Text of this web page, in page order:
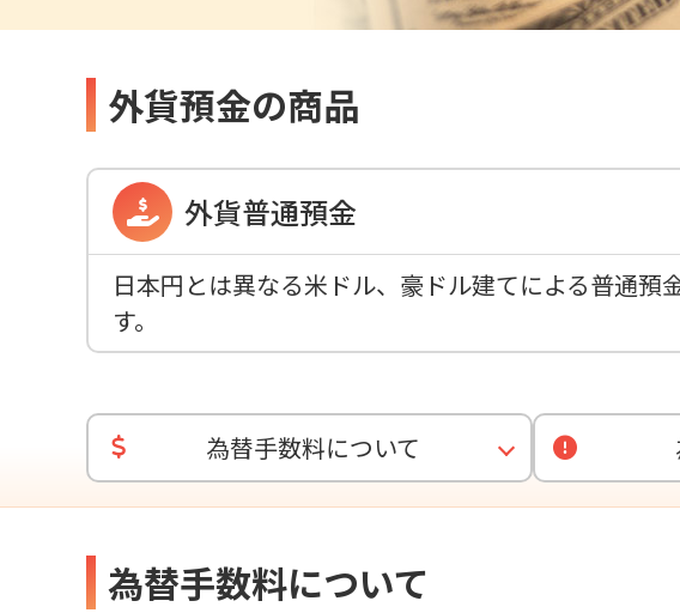
外貨預金の商品
外貨普通預金
日本円とは異なる米ドル、豪ドル建てによる普通預
す。
為替手数料について
為替手数料について